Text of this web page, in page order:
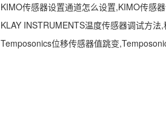
KIMO传感器设置通道怎么设置,KIMO传感